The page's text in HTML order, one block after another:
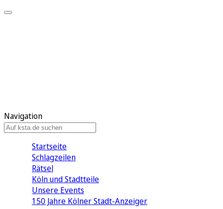
Navigation
Startseite
Schlagzeilen
Rätsel
Köln und Stadtteile
Unsere Events
150 Jahre Kölner Stadt-Anzeiger